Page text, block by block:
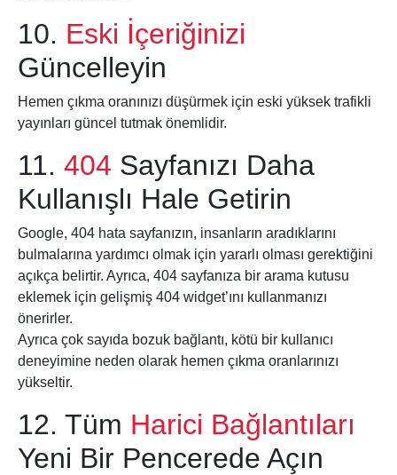
10. Eski İçeriğinizi
Güncelleyin
Hemen çıkma oranınızı düşürmek için eski yüksek trafikli
yayınları güncel tutmak önemlidir.
11. 404 Sayfanızı Daha
Kullanışlı Hale Getirin
Google, 404 hata sayfanızın, insanların aradıklarını
bulmalarına yardımcı olmak için yararlı olması gerektiğini
açıkça belirtir. Ayrıca, 404 sayfanıza bir arama kutusu
eklemek için gelişmiş 404 widget’ını kullanmanızı
önerirler.
Ayrıca çok sayıda bozuk bağlantı, kötü bir kullanıcı
deneyimine neden olarak hemen çıkma oranlarınızı
yükseltir.
12. Tüm Harici Bağlantıları
Yeni Bir Pencerede Açın